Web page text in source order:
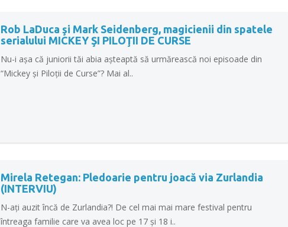
Rob LaDuca şi Mark Seidenberg, magicienii din spatele
serialului MICKEY ŞI PILOŢII DE CURSE
Nu-i aşa că juniorii tăi abia aşteaptă să urmărească noi episoade din
“Mickey şi Piloţii de Curse”? Mai al..
Mirela Retegan: Pledoarie pentru joacă via Zurlandia
(INTERVIU)
N-aţi auzit încă de Zurlandia?! De cel mai mai mare festival pentru
întreaga familie care va avea loc pe 17 şi 18 i..